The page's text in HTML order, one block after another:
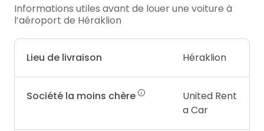
Informations utiles avant de louer une voiture à
l’aéroport de Héraklion
Lieu de livraison Héraklion
Société la moins chère
United Rent
a Car